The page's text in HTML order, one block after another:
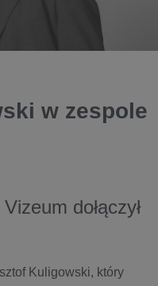
w zespole
dołączył
Kuligowski, który